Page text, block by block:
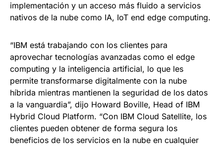
implementación y un acceso más fluido a servicios
nativos de la nube como IA, IoT end edge computing.
“IBM está trabajando con los clientes para
aprovechar tecnologías avanzadas como el edge
computing y la inteligencia artificial, lo que les
permite transformarse digitalmente con la nube
híbrida mientras mantienen la seguridad de los datos
a la vanguardia”, dijo Howard Boville, Head of IBM
Hybrid Cloud Platform. “Con IBM Cloud Satellite, los
clientes pueden obtener de forma segura los
beneficios de los servicios en la nube en cualquier